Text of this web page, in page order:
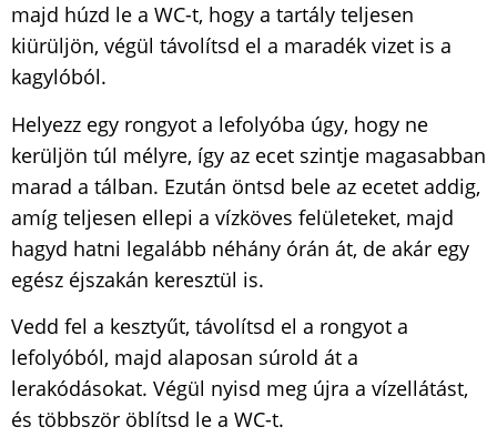
majd húzd le a WC-t, hogy a tartály teljesen
kiürüljön, végül távolítsd el a maradék vizet is a
kagylóból.
Helyezz egy rongyot a lefolyóba úgy, hogy ne
kerüljön túl mélyre, így az ecet szintje magasabban
marad a tálban. Ezután öntsd bele az ecetet addig,
amíg teljesen ellepi a vízköves felületeket, majd
hagyd hatni legalább néhány órán át, de akár egy
egész éjszakán keresztül is.
Vedd fel a kesztyűt, távolítsd el a rongyot a
lefolyóból, majd alaposan súrold át a
lerakódásokat. Végül nyisd meg újra a vízellátást,
és többször öblítsd le a WC-t.